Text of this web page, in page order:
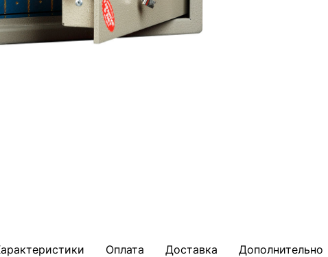
Оплата Доставка Дополнительно